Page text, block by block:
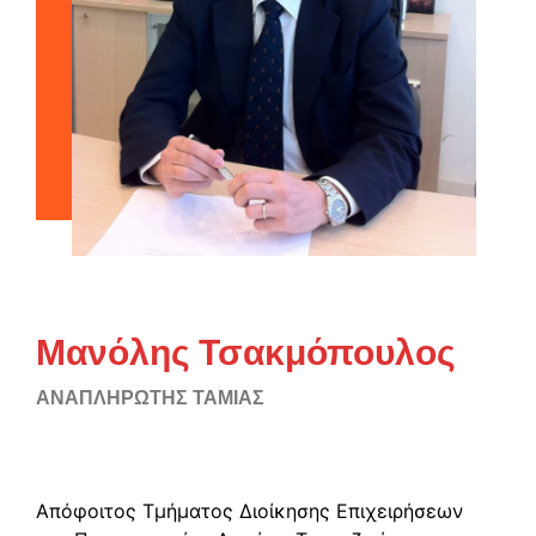
Μανόλης Τσακμόπουλος
ΑΝΑΠΛΗΡΩΤΗΣ ΤΑΜΙΑΣ
Απόφοιτος Τμήματος Διοίκησης Επιχειρήσεων